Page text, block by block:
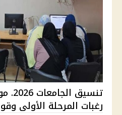
رغبات المرحلة الأولى